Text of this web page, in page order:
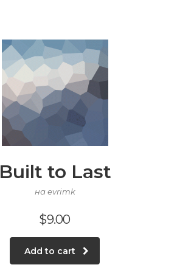
Built to Last
на evrimk
$9.00
Add to cart